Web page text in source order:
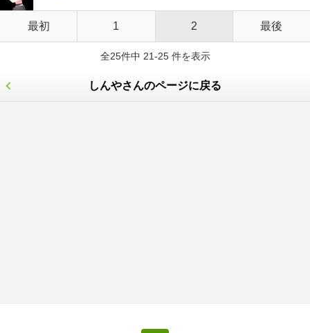
最初 1 2 最後
全25件中 21-25 件を表示
しんやさんのページに戻る